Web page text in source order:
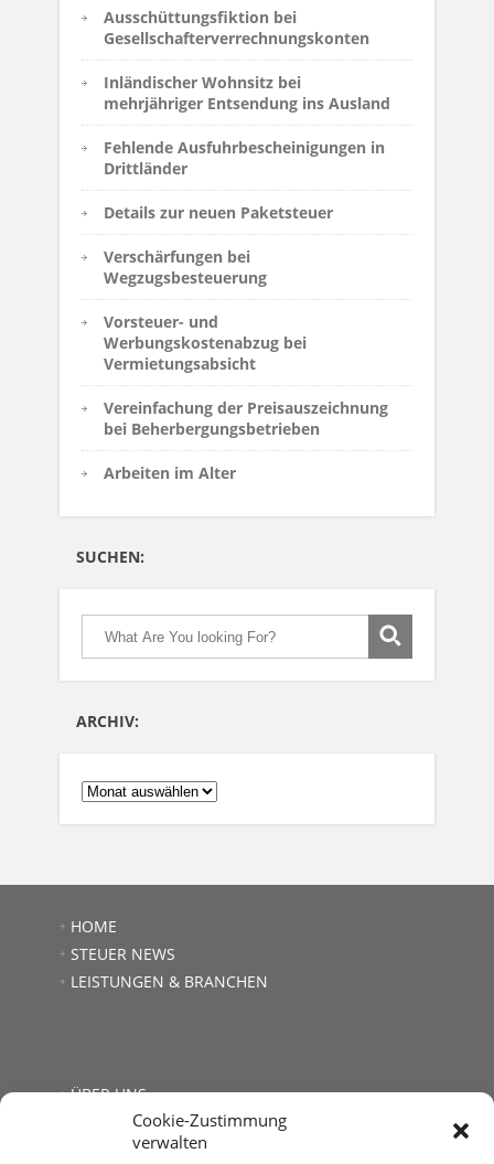
Cookie-Zustimmung
verwalten
Ausschüttungsfiktion bei
Gesellschafterverrechnungskonten
Inländischer Wohnsitz bei
mehrjähriger Entsendung ins Ausland
Fehlende Ausfuhrbescheinigungen in
Drittländer
Details zur neuen Paketsteuer
Verschärfungen bei
Wegzugsbesteuerung
Vorsteuer- und
Werbungskostenabzug bei
Vermietungsabsicht
Vereinfachung der Preisauszeichnung
bei Beherbergungsbetrieben
Arbeiten im Alter
SUCHEN:
ARCHIV:
ARCHIV:
HOME
STEUER NEWS
LEISTUNGEN & BRANCHEN
ÜBER UNS